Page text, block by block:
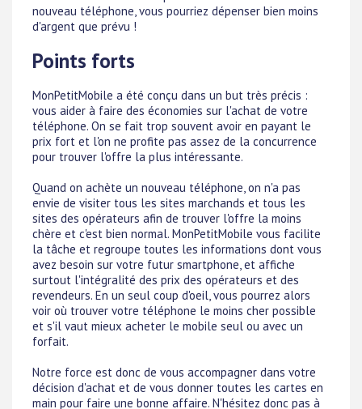
nouveau téléphone, vous pourriez dépenser bien moins
d'argent que prévu !
Points forts
MonPetitMobile a été conçu dans un but très précis :
vous aider à faire des économies sur l'achat de votre
téléphone. On se fait trop souvent avoir en payant le
prix fort et l'on ne profite pas assez de la concurrence
pour trouver l'offre la plus intéressante.
Quand on achète un nouveau téléphone, on n'a pas
envie de visiter tous les sites marchands et tous les
sites des opérateurs afin de trouver l'offre la moins
chère et c'est bien normal. MonPetitMobile vous facilite
la tâche et regroupe toutes les informations dont vous
avez besoin sur votre futur smartphone, et affiche
surtout l'intégralité des prix des opérateurs et des
revendeurs. En un seul coup d'oeil, vous pourrez alors
voir où trouver votre téléphone le moins cher possible
et s'il vaut mieux acheter le mobile seul ou avec un
forfait.
Notre force est donc de vous accompagner dans votre
décision d'achat et de vous donner toutes les cartes en
main pour faire une bonne affaire. N'hésitez donc pas à